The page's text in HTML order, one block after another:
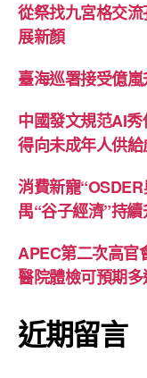
從祭找九宮格交
展新顏
臺海巡署接受億
中國發文規范AI
得向未成年人供
消費新寵
禺“谷子經濟”持
APEC第二次高官
醫院體檢可預期
近期留言